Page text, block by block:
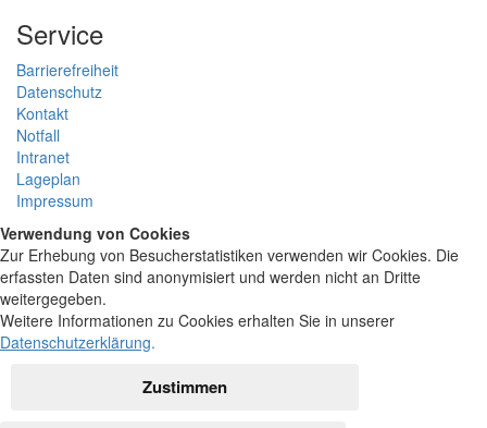
Service
Barrierefreiheit
Datenschutz
Kontakt
Notfall
Intranet
Lageplan
Impressum
Verwendung von Cookies
Zur Erhebung von Besucherstatistiken verwenden wir Cookies. Die
erfassten Daten sind anonymisiert und werden nicht an Dritte
weitergegeben.
Weitere Informationen zu Cookies erhalten Sie in unserer
Datenschutzerklärung.
Zustimmen